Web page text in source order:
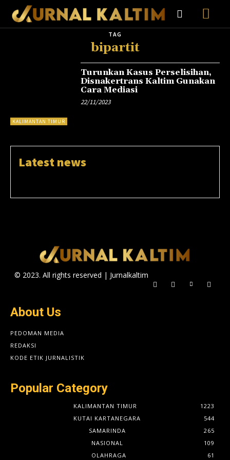
TAG
bipartit
KALIMANTAN TIMUR
Turunkan Kasus Perselisihan,
Disnakertrans Kaltim Gunakan
Cara Mediasi
22/11/2023
Latest news
© 2023. All rights reserved | Jurnalkaltim
About Us
PEDOMAN MEDIA
REDAKSI
KODE ETIK JURNALISTIK
Popular Category
KALIMANTAN TIMUR
1223
KUTAI KARTANEGARA
544
SAMARINDA
265
NASIONAL
109
OLAHRAGA
61